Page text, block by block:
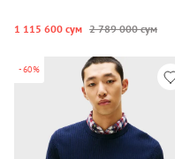
1 115 600 сум 2 789 000 сум
-60%